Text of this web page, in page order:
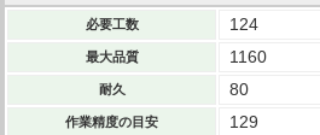
必要工数 124
最大品質 1160
耐久 80
作業精度の目安 129